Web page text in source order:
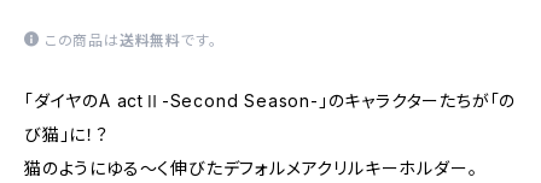
この商品は送料無料です。
「ダイヤのA actⅡ-Second Season-」のキャラクターたちが「の
び猫」に！？
猫のようにゆる〜く伸びたデフォルメアクリルキーホルダー。